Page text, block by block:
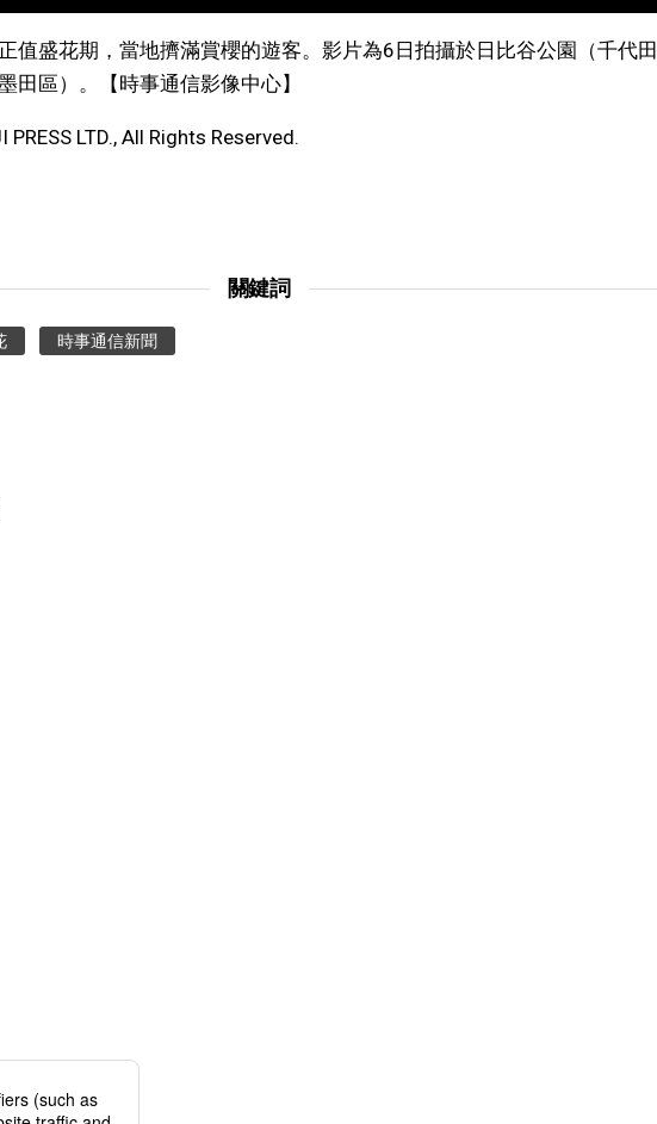
值盛花期，當地擠滿賞櫻的遊客。影片為6日拍攝於日比谷公園（千代田
田區）。【時事通信影像中心】
LTD., All Rights Reserved.
關鍵詞
時事通信新聞